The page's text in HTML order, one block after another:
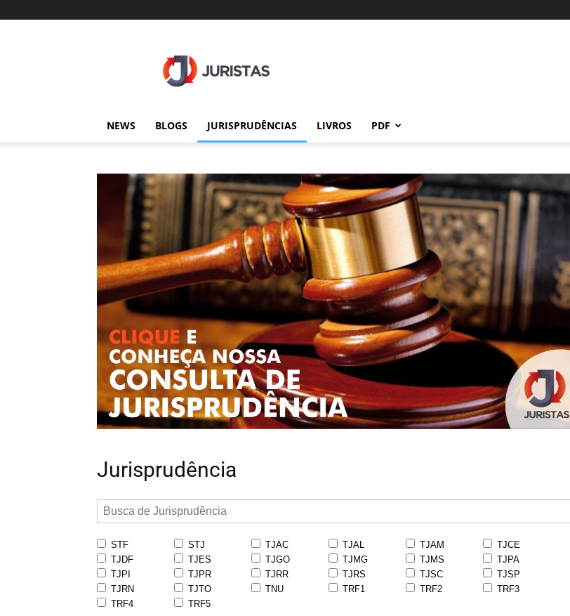
NEWS BLOGS JURISPRUDÊNCIAS LIVROS PDF
Jurisprudência
STF STJ TJAC TJAL TJAM
TJCE
TJDF
TJES TJGO TJMG TJMS
TJPA
TJPI
TJPR TJRR TJRS TJSC
TJSP
TJRN
TJTO TNU TRF1 TRF2
TRF3
TRF4
TRF5